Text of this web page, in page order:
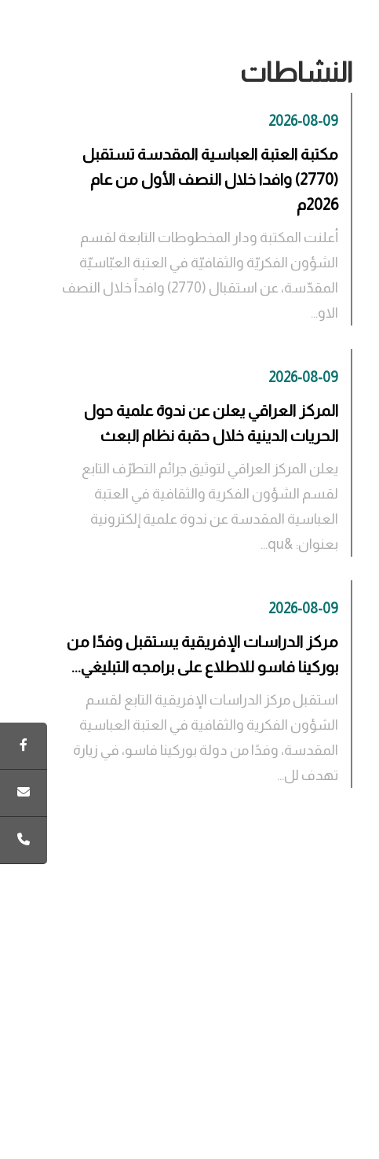
النشاطات
2026-08-09
مكتبة العتبة العباسية المقدسة تستقبل
(2770) وافدا خلال النصف الأول من عام
2026م
أعلنت المكتبة ودار المخطوطات التابعة لقسم
الشؤون الفكريّة والثقافيّة في العتبة العبّاسيّة
المقدّسة، عن استقبال (2770) وافداً خلال النصف
الاو...
2026-08-09
المركز العراقي يعلن عن ندوة علمية حول
الحريات الدينية خلال حقبة نظام البعث
يعلن المركز العراقي لتوثيق جرائم التطرّف التابع
لقسم الشؤون الفكرية والثقافية في العتبة
العباسية المقدسة عن ندوة علمية إلكترونية
بعنوان: &qu...
2026-08-09
مركز الدراسات الإفريقية يستقبل وفدًا من
بوركينا فاسو للاطلاع على برامجه التبليغي...
استقبل مركز الدراسات الإفريقية التابع لقسم
الشؤون الفكرية والثقافية في العتبة العباسية
المقدسة، وفدًا من دولة بوركينا فاسو، في زيارة
تهدف لل...